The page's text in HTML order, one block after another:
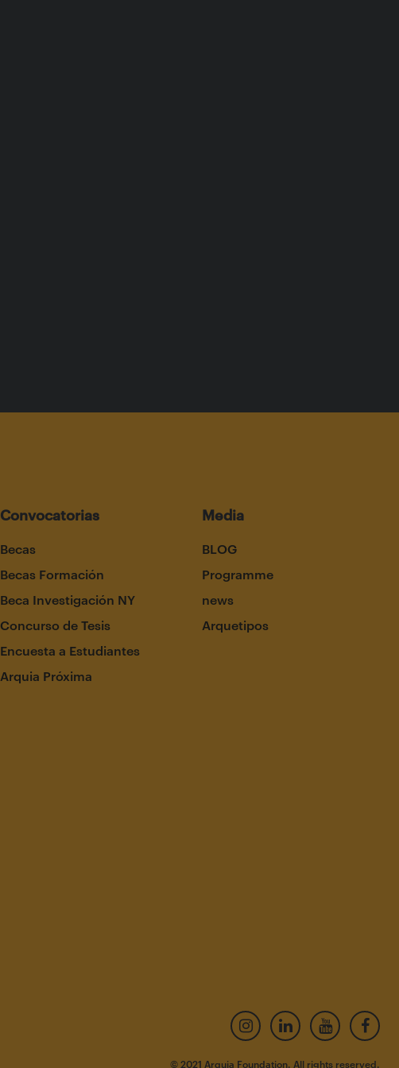
Convocatorias
Becas
Becas Formación
Beca Investigación NY
Concurso de Tesis
Encuesta a Estudiantes
Arquia Próxima
Media
BLOG
Programme
news
Arquetipos
© 2021 Arquia Foundation. All rights reserved.